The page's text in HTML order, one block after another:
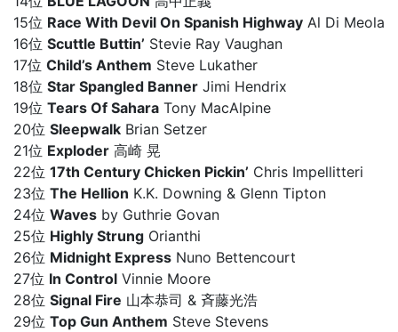
15位 Race With Devil On Spanish Highway Al Di Meola
16位 Scuttle Buttin’ Stevie Ray Vaughan
17位 Child’s Anthem Steve Lukather
18位 Star Spangled Banner Jimi Hendrix
19位 Tears Of Sahara Tony MacAlpine
20位 Sleepwalk Brian Setzer
21位 Exploder 高崎 晃
22位 17th Century Chicken Pickin’ Chris Impellitteri
23位 The Hellion K.K. Downing & Glenn Tipton
24位 Waves by Guthrie Govan
25位 Highly Strung Orianthi
26位 Midnight Express Nuno Bettencourt
27位 In Control Vinnie Moore
28位 Signal Fire 山本恭司 & 斉藤光浩
29位 Top Gun Anthem Steve Stevens